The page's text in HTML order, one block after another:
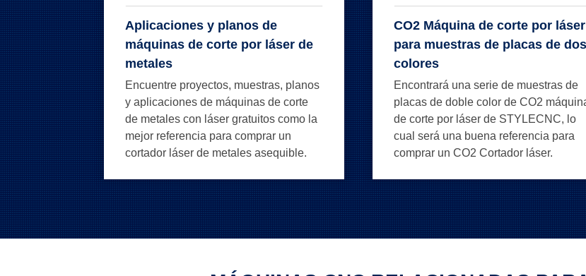
Aplicaciones y planos de
máquinas de corte por láser de
metales
Encuentre proyectos, muestras, planos
y aplicaciones de máquinas de corte
de metales con láser gratuitos como la
mejor referencia para comprar un
cortador láser de metales asequible.
CO2 Máquina de corte por láser
para muestras de placas de dos
colores
Encontrará una serie de muestras de
placas de doble color de CO2
de corte por láser de STYLECNC, lo
cual será una buena referencia para
comprar un CO2 Cortador láser.